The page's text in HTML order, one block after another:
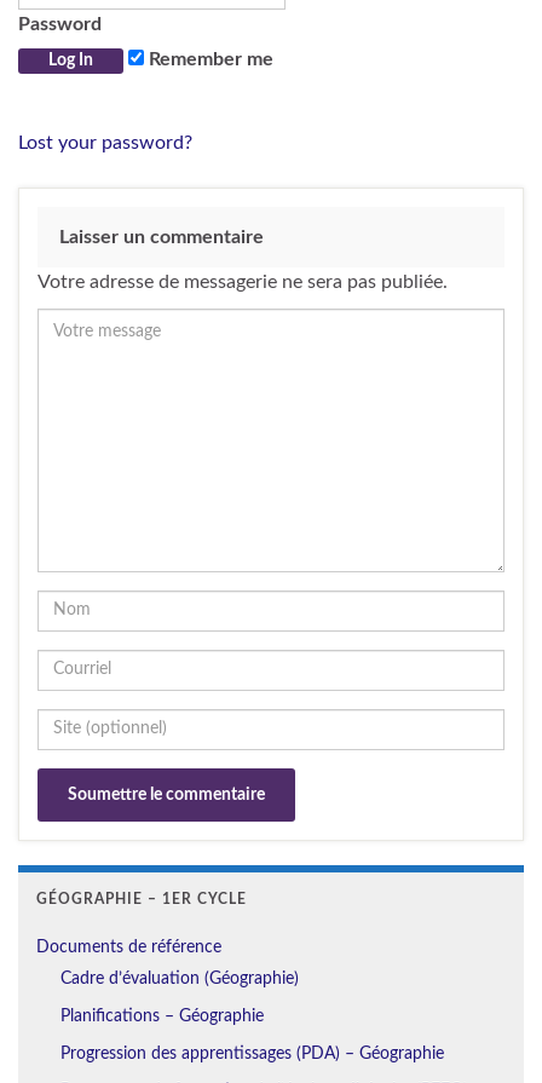
Password
Remember me
Lost your password?
Laisser un commentaire
Votre adresse de messagerie ne sera pas publiée.
GÉOGRAPHIE – 1ER CYCLE
Documents de référence
Cadre d’évaluation (Géographie)
Planifications – Géographie
Progression des apprentissages (PDA) – Géographie